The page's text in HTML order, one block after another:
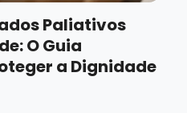
Paliativos
O Guia
a Dignidade